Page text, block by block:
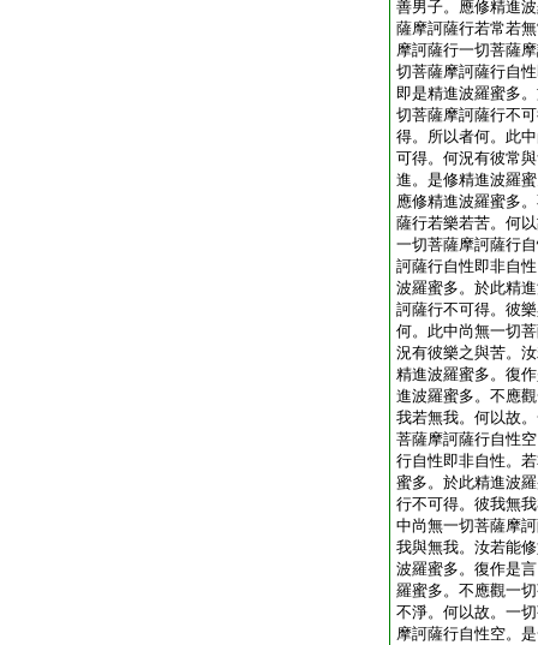
善男子。應修精進
薩摩訶薩行若常若
摩訶薩行一切菩薩
切菩薩摩訶薩行自
即是精進波羅蜜多
切菩薩摩訶薩行不
得。所以者何。此
可得。何況有彼常
進。是修精進波羅
應修精進波羅蜜多
薩行若樂若苦。何
一切菩薩摩訶薩行
訶薩行自性即非自
波羅蜜多。於此精
訶薩行不可得。彼
何。此中尚無一切
況有彼樂之與苦。
精進波羅蜜多。復
進波羅蜜多。不應
我若無我。何以故
菩薩摩訶薩行自性
行自性即非自性。
蜜多。於此精進波
行不可得。彼我無
中尚無一切菩薩摩
我與無我。汝若能
波羅蜜多。復作是
羅蜜多。不應觀一
不淨。何以故。一
摩訶薩行自性空。